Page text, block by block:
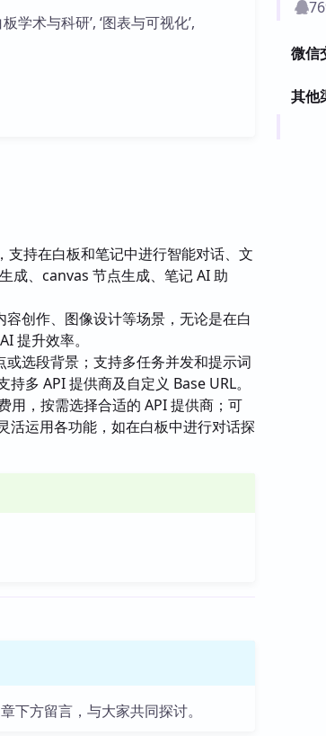
微信
其他
学术与科研’, ‘图表与可视化’,
持在白板和笔记中进行智能对话、文
成、canvas 节点生成、笔记 AI 助
创作、图像设计等场景，无论是在白
提升效率。
或选段背景；支持多任务并发和提示词
多 API 提供商及自定义 Base URL。
用，按需选择合适的 API 提供商；可
活运用各功能，如在白板中进行对话探
下方留言，与大家共同探讨。